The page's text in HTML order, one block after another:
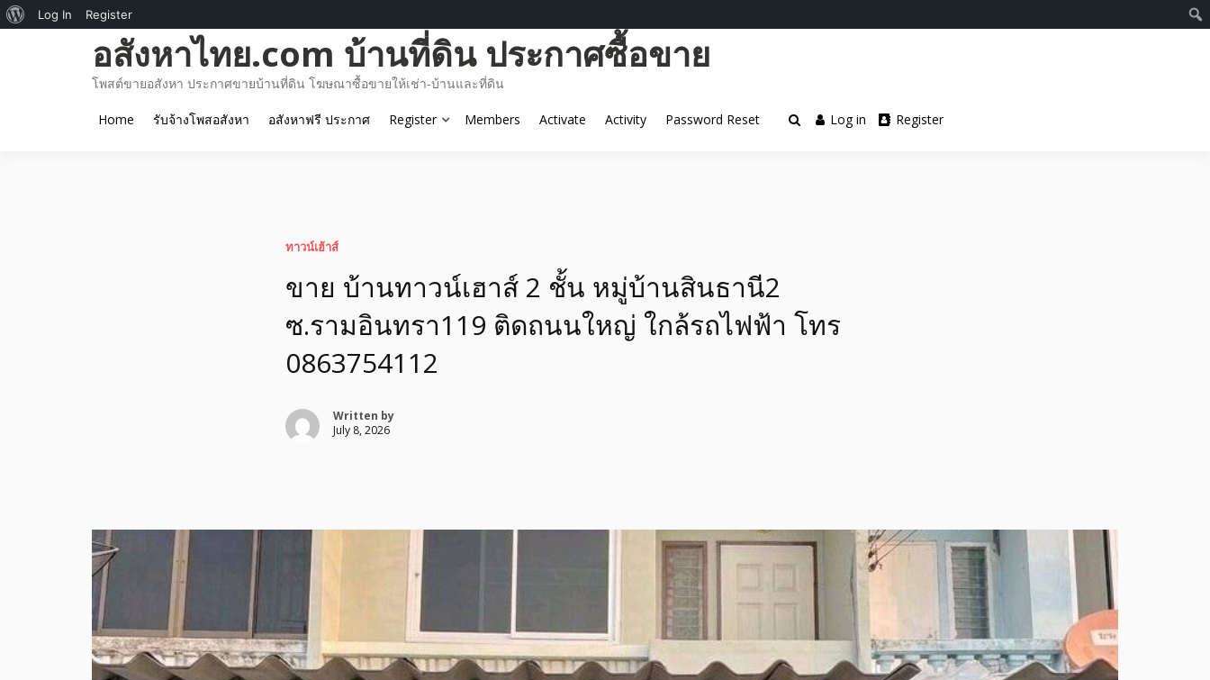
อสังหาไทย.com บ้านที่ดิน ประกาศซื้อขาย
โพสต์ขายอสังหา ประกาศขายบ้านที่ดิน โฆษณาซื้อขายให้เช่า-บ้านและที่ดิน
Home รับจ้างโพสอสังหา อสังหาฟรี ประกาศ Register Members Activate Activity Password Reset Log in Register
ทาวน์เฮ้าส์
ขาย บ้านทาวน์เฮาส์ 2 ชั้น หมู่บ้านสินธานี2
ซ.รามอินทรา119 ติดถนนใหญ่ ใกล้รถไฟฟ้า โทร
0863754112
Written by
July 8, 2026
About
Log In Register